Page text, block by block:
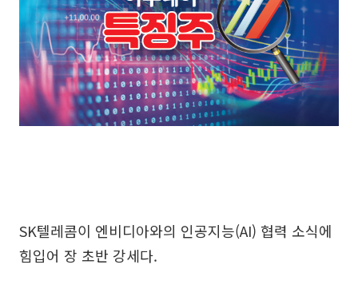
SK텔레콤이 엔비디아와의 인공지능(AI) 협력 소식에
힘입어 장 초반 강세다.